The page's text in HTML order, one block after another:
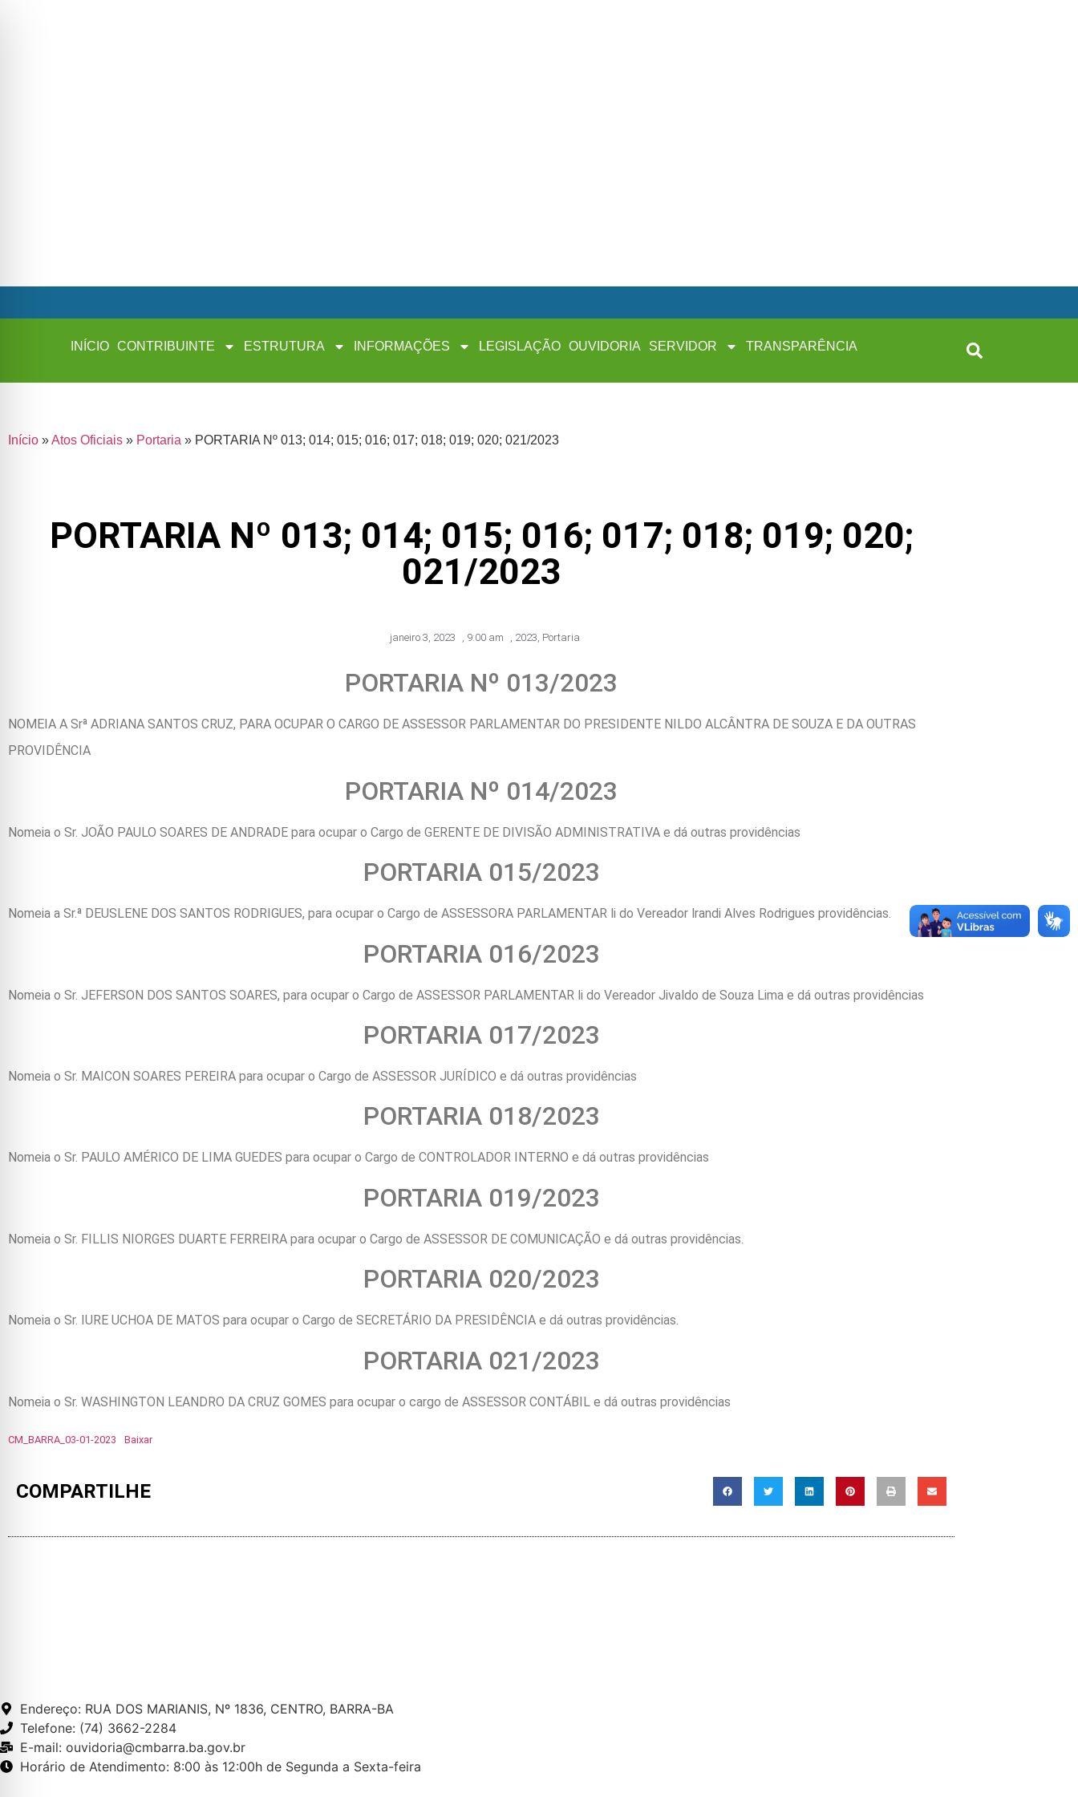
INÍCIO CONTRIBUINTE ESTRUTURA INFORMAÇÕES LEGISLAÇÃO OUVIDORIA SERVIDOR TRANSPARÊNCIA
Início »Atos Oficiais » Portaria » PORTARIA Nº 013; 014; 015; 016; 017; 018; 019; 020; 021/2023
PORTARIA Nº 013; 014; 015; 016; 017; 018; 019; 020;
021/2023
janeiro 3, 2023 , 9:00 am , 2023, Portaria
PORTARIA Nº 013/2023
NOMEIA A Srª ADRIANA SANTOS CRUZ, PARA OCUPAR O CARGO DE ASSESSOR PARLAMENTAR DO PRESIDENTE NILDO ALCÂNTRA DE SOUZA E DA OUTRAS
PROVIDÊNCIA
PORTARIA Nº 014/2023
Nomeia o Sr. JOÃO PAULO SOARES DE ANDRADE para ocupar o Cargo de GERENTE DE DIVISÃO ADMINISTRATIVA e dá outras providências
PORTARIA 015/2023
Nomeia a Sr.ª DEUSLENE DOS SANTOS RODRIGUES, para ocupar o Cargo de ASSESSORA PARLAMENTAR li do Vereador lrandi Alves Rodrigues providências.
PORTARIA 016/2023
Nomeia o Sr. JEFERSON DOS SANTOS SOARES, para ocupar o Cargo de ASSESSOR PARLAMENTAR li do Vereador Jivaldo de Souza Lima e dá outras providências
PORTARIA 017/2023
Nomeia o Sr. MAICON SOARES PEREIRA para ocupar o Cargo de ASSESSOR JURÍDICO e dá outras providências
PORTARIA 018/2023
Nomeia o Sr. PAULO AMÉRICO DE LIMA GUEDES para ocupar o Cargo de CONTROLADOR INTERNO e dá outras providências
PORTARIA 019/2023
Nomeia o Sr. FILLIS NIORGES DUARTE FERREIRA para ocupar o Cargo de ASSESSOR DE COMUNICAÇÃO e dá outras providências.
PORTARIA 020/2023
Nomeia o Sr. IURE UCHOA DE MATOS para ocupar o Cargo de SECRETÁRIO DA PRESIDÊNCIA e dá outras providências.
PORTARIA 021/2023
Nomeia o Sr. WASHINGTON LEANDRO DA CRUZ GOMES para ocupar o cargo de ASSESSOR CONTÁBIL e dá outras providências
CM_BARRA_03-01-2023 Baixar
COMPARTILHE
Endereço: RUA DOS MARIANIS, Nº 1836, CENTRO, BARRA-BA
Telefone: (74) 3662-2284
E-mail: ouvidoria@cmbarra.ba.gov.br
Horário de Atendimento: 8:00 às 12:00h de Segunda a Sexta-feira